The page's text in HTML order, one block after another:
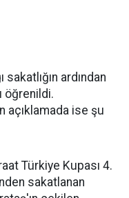
ardından
öğrenildi.
açıklamada ise şu
Türkiye Kupası 4.
sakatlanan